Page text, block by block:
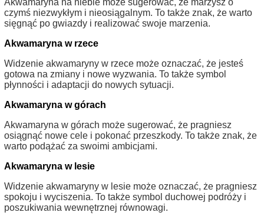
Akwamaryna na niebie może sugerować, że marzysz o
czymś niezwykłym i nieosiągalnym. To także znak, że warto
sięgnąć po gwiazdy i realizować swoje marzenia.
Akwamaryna w rzece
Widzenie akwamaryny w rzece może oznaczać, że jesteś
gotowa na zmiany i nowe wyzwania. To także symbol
płynności i adaptacji do nowych sytuacji.
Akwamaryna w górach
Akwamaryna w górach może sugerować, że pragniesz
osiągnąć nowe cele i pokonać przeszkody. To także znak, że
warto podążać za swoimi ambicjami.
Akwamaryna w lesie
Widzenie akwamaryny w lesie może oznaczać, że pragniesz
spokoju i wyciszenia. To także symbol duchowej podróży i
poszukiwania wewnętrznej równowagi.